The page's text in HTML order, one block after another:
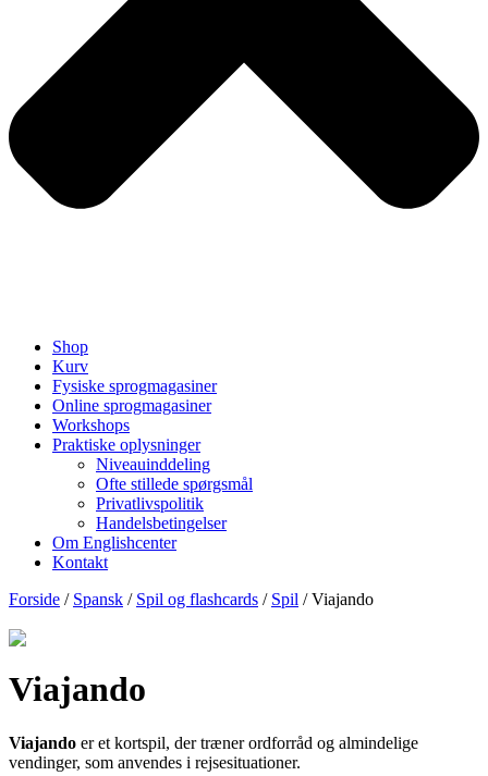
Shop
Kurv
Fysiske sprogmagasiner
Online sprogmagasiner
Workshops
Praktiske oplysninger
Niveauinddeling
Ofte stillede spørgsmål
Privatlivspolitik
Handelsbetingelser
Om Englishcenter
Kontakt
Forside / Spansk / Spil og flashcards / Spil / Viajando
Viajando
Viajando er et kortspil, der træner ordforråd og almindelige
vendinger, som anvendes i rejsesituationer.